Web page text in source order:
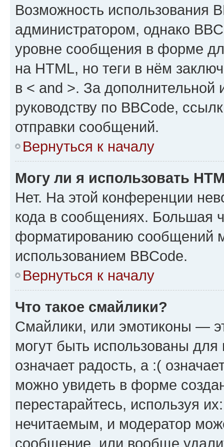
Возможность использования
администратором, однако
уровне сообщения в форме
на HTML, но теги в нём
в < and >. За
руководству по BBCode,
отправки сообщений.
Вернуться к началу
Могу ли я использовать
Нет. На этой конференции
кода в сообщениях. Большая
форматированию сообщений
использованием BBCode.
Вернуться к началу
Что такое смайлики?
Смайлики, или эмотиконы —
могут быть использованы
означает радость, а :(
можно увидеть в форме
перестарайтесь, используя
нечитаемым, и модератор
сообщение, или вообще